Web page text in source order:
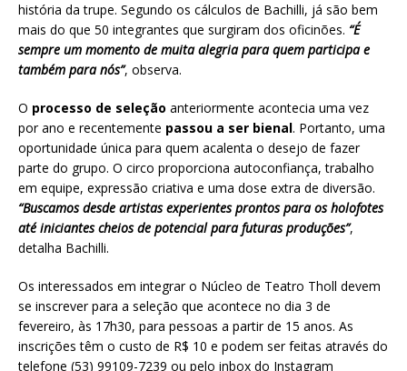
história da trupe. Segundo os cálculos de Bachilli, já são bem
mais do que 50 integrantes que surgiram dos oficinões. “É
sempre um momento de muita alegria para quem participa e
também para nós”, observa.
O processo de seleção anteriormente acontecia uma vez
por ano e recentemente passou a ser bienal. Portanto, uma
oportunidade única para quem acalenta o desejo de fazer
parte do grupo. O circo proporciona autoconfiança, trabalho
em equipe, expressão criativa e uma dose extra de diversão.
“Buscamos desde artistas experientes prontos para os holofotes
até iniciantes cheios de potencial para futuras produções”,
detalha Bachilli.
Os interessados em integrar o Núcleo de Teatro Tholl devem
se inscrever para a seleção que acontece no dia 3 de
fevereiro, às 17h30, para pessoas a partir de 15 anos. As
inscrições têm o custo de R$ 10 e podem ser feitas através do
telefone (53) 99109-7239 ou pelo inbox do Instagram